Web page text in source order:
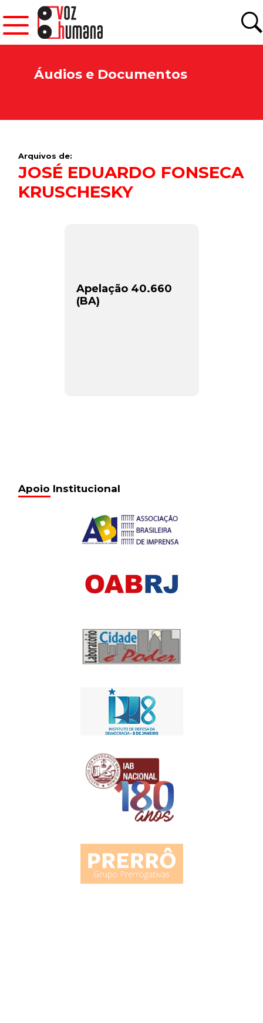
Áudios e Documentos
Arquivos de:
JOSÉ EDUARDO FONSECA
KRUSCHESKY
Apelação 40.660
(BA)
Apoio Institucional